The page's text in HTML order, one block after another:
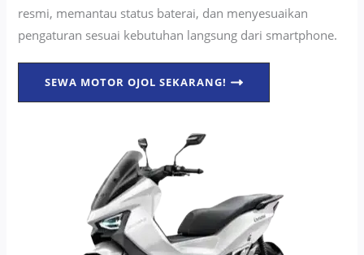
resmi, memantau status baterai, dan menyesuaikan
pengaturan sesuai kebutuhan langsung dari smartphone.
SEWA MOTOR OJOL SEKARANG!